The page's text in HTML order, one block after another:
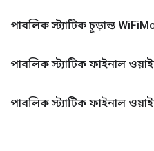
পাবলিক স্ট্যাটিক চূড়ান্ত WiFi
পাবলিক স্ট্যাটিক ফাইনাল
পাবলিক স্ট্যাটিক ফাইনাল